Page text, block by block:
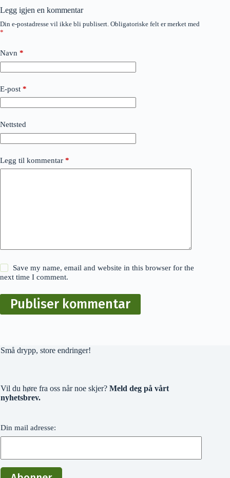
Legg igjen en kommentar
Din e-postadresse vil ikke bli publisert. Obligatoriske felt er merket med
*
Navn *
E-post *
Nettsted
Legg til kommentar *
Save my name, email and website in this browser for the
next time I comment.
Publiser kommentar
Små drypp, store endringer!
Vil du høre fra oss når noe skjer? Meld deg på vårt
nyhetsbrev.
Din mail adresse: